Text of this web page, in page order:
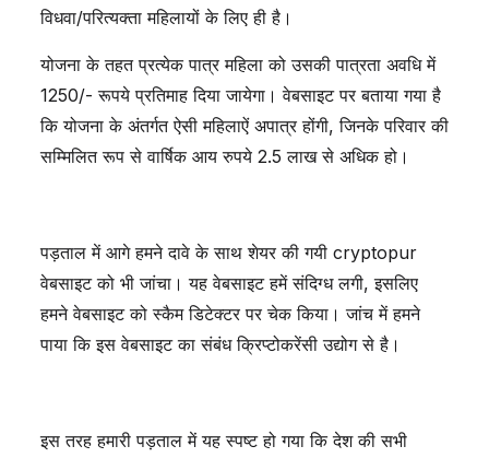
विधवा/परित्यक्ता महिलायों के लिए ही है।
योजना के तहत प्रत्येक पात्र महिला को उसकी पात्रता अवधि में
1250/- रूपये प्रतिमाह दिया जायेगा। वेबसाइट पर बताया गया है
कि योजना के अंतर्गत ऐसी महिलाऐं अपात्र होंगी, जिनके परिवार की
सम्मिलित रूप से वार्षिक आय रुपये 2.5 लाख से अधिक हो।
पड़ताल में आगे हमने दावे के साथ शेयर की गयी cryptopur
वेबसाइट को भी जांचा। यह वेबसाइट हमें संदिग्ध लगी, इसलिए
हमने वेबसाइट को स्कैम डिटेक्टर पर चेक किया। जांच में हमने
पाया कि इस वेबसाइट का संबंध क्रिप्टोकरेंसी उद्योग से है।
इस तरह हमारी पड़ताल में यह स्पष्ट हो गया कि देश की सभी